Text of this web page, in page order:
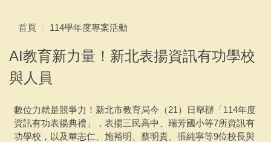
專案活動
聯繫會議
採購說明及相關文件
首頁 114學年度專案活動
AI教育新力量！新北表揚資訊有功學校
與人員
數位力就是競爭力！新北市教育局今（21）日舉辦「114年度
資訊有功表揚典禮」，表揚三民高中、瑞芳國小等7所資訊有
功學校，以及華志仁、施裕明、蔡明貴、張純寧等9位校長與